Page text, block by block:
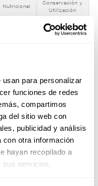
para personalizar
funciones de redes
compartimos
del sitio web con
publicidad y análisis
con otra información
hayan recopilado a
servicios.
Nutricional
Conservación y
Utilización
La Coruña